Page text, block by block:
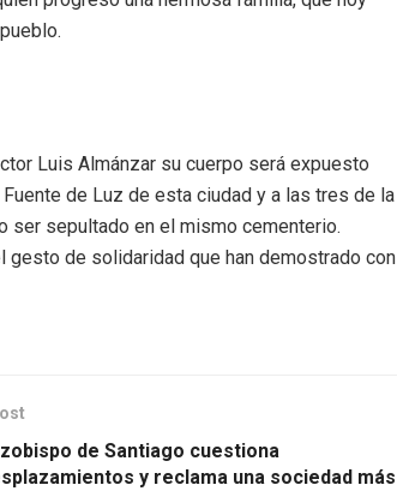
Luis Almánzar su cuerpo será expuesto
de Luz de esta ciudad y a las tres de la
ser sepultado en el mismo cementerio.
gesto de solidaridad que han demostrado con
de Santiago cuestiona
y reclama una sociedad más